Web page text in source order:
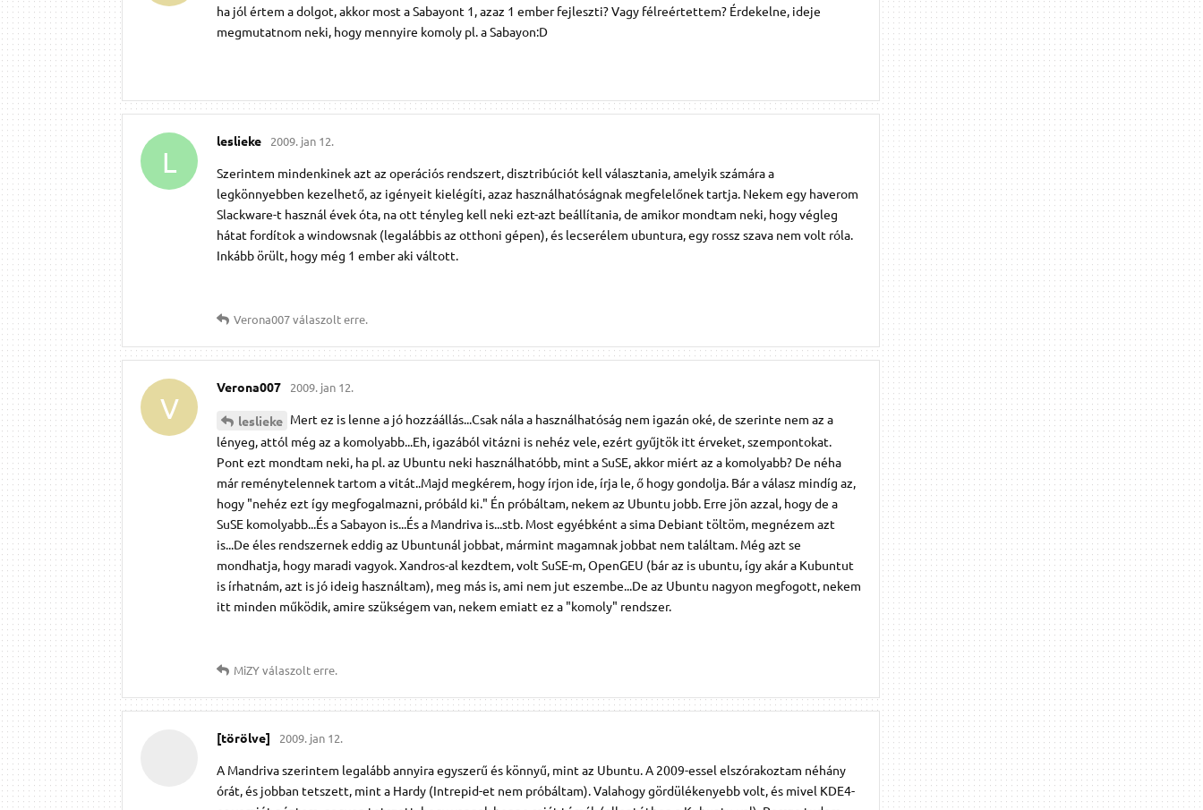
ha jól értem a dolgot, akkor most a Sabayont 1, azaz 1 ember fejleszti? Vagy félreértettem? Érdekelne, ideje
megmutatnom neki, hogy mennyire komoly pl. a Sabayon:D
L
leslieke 2009. jan 12.
Szerintem mindenkinek azt az operációs rendszert, disztribúciót kell választania, amelyik számára a
legkönnyebben kezelhető, az igényeit kielégíti, azaz használhatóságnak megfelelőnek tartja. Nekem egy haverom
Slackware-t használ évek óta, na ott tényleg kell neki ezt-azt beállítania, de amikor mondtam neki, hogy végleg
hátat fordítok a windowsnak (legalábbis az otthoni gépen), és lecserélem ubuntura, egy rossz szava nem volt róla.
Inkább örült, hogy még 1 ember aki váltott.
Verona007válaszolt erre.
V
Verona007 2009. jan 12.
leslieke Mert ez is lenne a jó hozzáállás...Csak nála a használhatóság nem igazán oké, de szerinte nem az a
lényeg, attól még az a komolyabb...Eh, igazából vitázni is nehéz vele, ezért gyűjtök itt érveket, szempontokat.
Pont ezt mondtam neki, ha pl. az Ubuntu neki használhatóbb, mint a SuSE, akkor miért az a komolyabb? De néha
már reménytelennek tartom a vitát..Majd megkérem, hogy írjon ide, írja le, ő hogy gondolja. Bár a válasz mindíg az,
hogy "nehéz ezt így megfogalmazni, próbáld ki." Én próbáltam, nekem az Ubuntu jobb. Erre jön azzal, hogy de a
SuSE komolyabb...És a Sabayon is...És a Mandriva is...stb. Most egyébként a sima Debiant töltöm, megnézem azt
is...De éles rendszernek eddig az Ubuntunál jobbat, mármint magamnak jobbat nem találtam. Még azt se
mondhatja, hogy maradi vagyok. Xandros-al kezdtem, volt SuSE-m, OpenGEU (bár az is ubuntu, így akár a Kubuntut
is írhatnám, azt is jó ideig használtam), meg más is, ami nem jut eszembe...De az Ubuntu nagyon megfogott, nekem
itt minden működik, amire szükségem van, nekem emiatt ez a "komoly" rendszer.
MiZYválaszolt erre.
[törölve] 2009. jan 12.
A Mandriva szerintem legalább annyira egyszerű és könnyű, mint az Ubuntu. A 2009-essel elszórakoztam néhány
órát, és jobban tetszett, mint a Hardy (Intrepid-et nem próbáltam). Valahogy gördülékenyebb volt, és mivel KDE4-